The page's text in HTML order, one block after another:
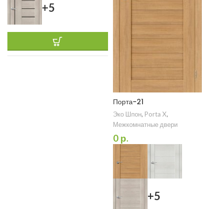
+5
Порта-21
Эко Шпон, Porta X,
Межкомнатные двери
0 р.
+5